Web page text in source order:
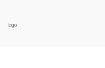
logo